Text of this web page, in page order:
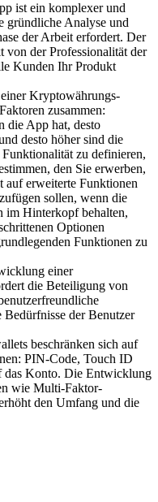
ist ein komplexer und
gründliche Analyse und
der Arbeit erfordert. Der
von der Professionalität der
Kunden Ihr Produkt
Kryptowährungs-
zusammen:
die App hat, desto
desto höher sind die
zu definieren,
den Sie erwerben,
auf erweiterte Funktionen
sollen, wenn die
im Hinterkopf behalten,
Optionen
Funktionen zu
einer
die Beteiligung von
Bedürfnisse der Benutzer
beschränken sich auf
PIN-Code, Touch ID
das Konto. Die Entwicklung
wie Multi-Faktor-
den Umfang und die